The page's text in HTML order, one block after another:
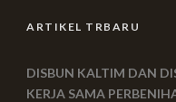
ARTIKEL TRBARU
DISBUN KALTIM DAN
KERJA SAMA